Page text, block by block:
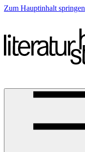
Zum Hauptinhalt springen